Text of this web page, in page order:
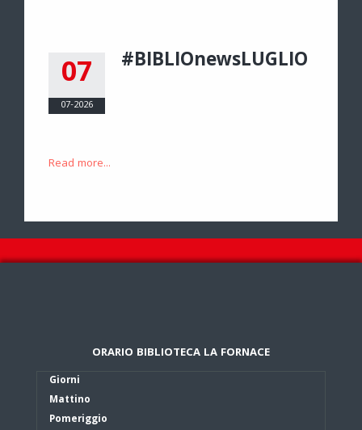
07
07-2026
#BIBLIOnewsLUGLIO
Read more...
ORARIO BIBLIOTECA LA FORNACE
Giorni
Mattino
Pomeriggio